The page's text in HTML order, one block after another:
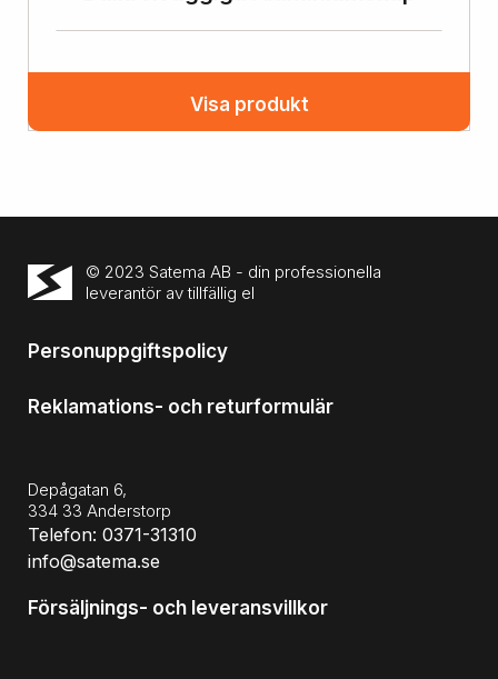
Visa produkt
© 2023 Satema AB - din professionella
leverantör av tillfällig el
Personuppgiftspolicy
Reklamations- och returformulär
Depågatan 6,
334 33 Anderstorp
Telefon: 0371-31310
info@satema.se
Försäljnings- och leveransvillkor